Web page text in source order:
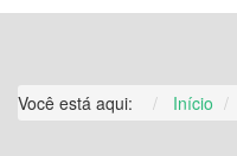
Você está aqui: Início